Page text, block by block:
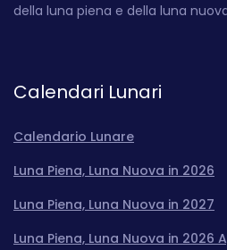
della luna piena e della luna
Calendari Lunari
Calendario Lunare
Luna Piena, Luna Nuova in 2026
Luna Piena, Luna Nuova in 2027
Luna Piena, Luna Nuova in 2026